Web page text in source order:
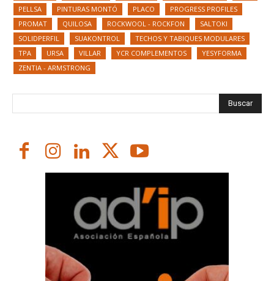
PELLSA
PINTURAS MONTÓ PLACO
PROGRESS PROFILES
PROMAT
QUILOSA ROCKWOOL - ROCKFON
SALTOKI
SOLIDPERFIL
SUAKONTROL
TECHOS Y TABIQUES MODULARES
TPA
URSA VILLAR YCR COMPLEMENTOS
YESYFORMA
ZENTIA - ARMSTRONG
Buscar